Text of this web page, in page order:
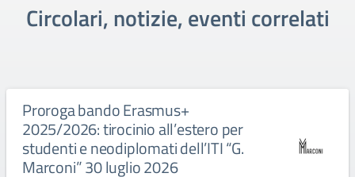
Circolari, notizie, eventi correlati
Proroga bando Erasmus+
2025/2026: tirocinio all’estero per
studenti e neodiplomati dell’ITI “G.
Marconi” 30 luglio 2026